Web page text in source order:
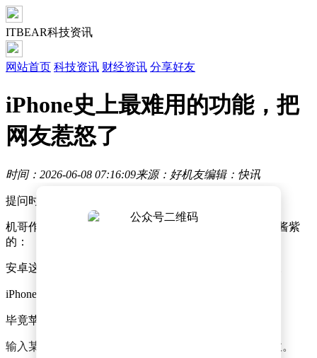
ITBEAR科技资讯
网站首页 科技资讯 财经资讯 分享好友
iPhone史上最难用的功能，把
网友惹怒了
时间：2026-06-08 07:16:09来源：好机友编辑：快讯
提问时间，你们平时都在用啥输入法？
机哥作为 iPhone、安卓双持党，过去几年的使用习惯是酱紫
的：
安卓这边装个第三方的输入法，微信、讯飞、豆包之类。
iPhone 这边直接用 iOS 原生的。
毕竟苹果自带输入法，确实来得更加简洁。
输入某些符号、emoji 之类的，也比其他输入法更加高效。